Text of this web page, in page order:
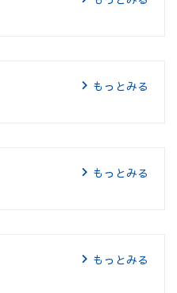
もっとみる
もっとみる
もっとみる